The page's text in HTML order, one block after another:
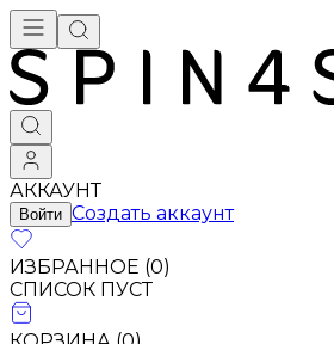
АККАУНТ
Войти Создать аккаунт
ИЗБРАННОЕ (0)
СПИСОК ПУСТ